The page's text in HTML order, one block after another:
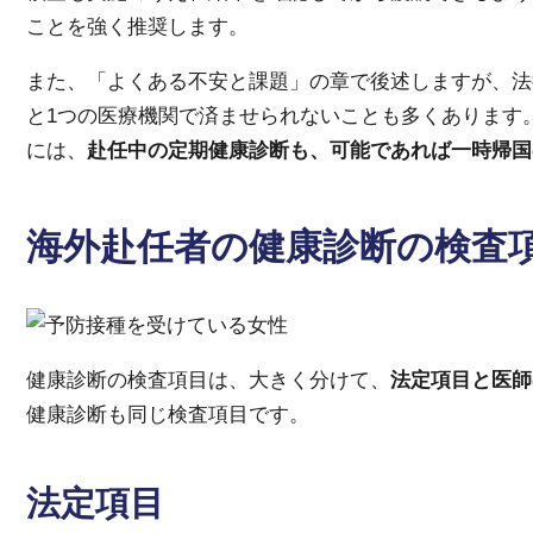
ことを強く推奨します。
また、「よくある不安と課題」の章で後述しますが、
と1つの医療機関で済ませられないことも多くありま
には、 赴任中の定期健康診断も、可能であれば一時帰
海外赴任者の健康診断の検査
健康診断の検査項目は、大きく分けて、 法定項目と医
健康診断も同じ検査項目です。
法定項目